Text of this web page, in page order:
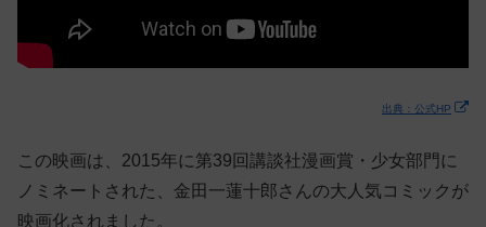
出典：公式HP
この映画は、2015年に第39回講談社漫画賞・少女部門に
ノミネートされた、金田一蓮十郎さんの大人気コミックが
映画化されました。